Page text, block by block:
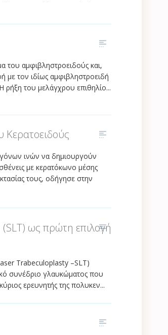
του αμφιβληστροειδούς και,
με τον ιδίως αμφιβληστροειδή
ρήξη του μελάγχρου επιθηλίο...
ινών να δημιουργούν
με κερατόκωνο μέσης
τους, οδήγησε στην
(SLT) ως πρώτη επιλογή
Trabeculoplasty –SLT)
συνέδριο γλαυκώματος που
ερευνητής της πολυκεν...